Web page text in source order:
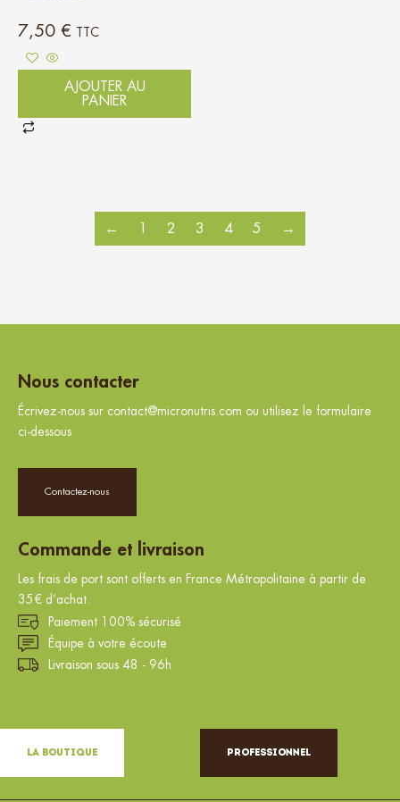
7,50 € TTC
AJOUTER AU
PANIER
← 1 2 3 4 5 →
Nous contacter
Écrivez-nous sur contact@micronutris.com ou utilisez le formulaire
ci-dessous
Contactez-nous
Commande et livraison
Les frais de port sont offerts en France Métropolitaine à partir de
35€ d’achat.
Paiement 100% sécurisé
Équipe à votre écoute
Livraison sous 48 - 96h
La Boutique Professionnel